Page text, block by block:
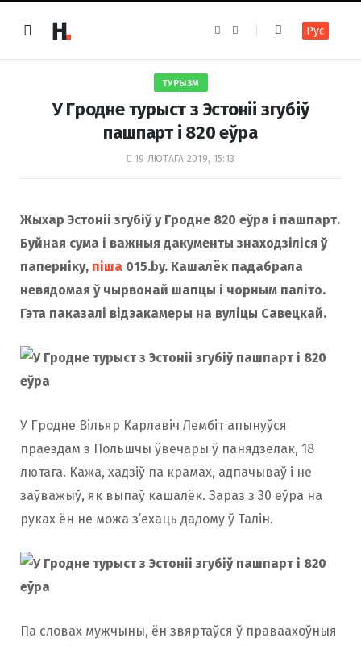
e
k
t
a
m
Рус
ТУРЫЗМ
У Гродне турыст з Эстоніі згубіў
пашпарт і 820 еўра
19 ЛЮТАГА 2019, 15:13
Жыхар Эстоніі згубіў у Гродне 820 еўра і пашпарт.
Буйная сума і важныя дакументы знаходзіліся ў
паперніку, піша 015.by. Кашалёк падабрала
невядомая ў чырвонай шапцы і чорным паліто.
Гэта паказалі відэакамеры на вуліцы Савецкай.
У Гродне Вільяр Карлавіч Лембіт апынуўся
праездам з Польшчы ўвечары ў панядзелак, 18
лютага. Кажа, хадзіў па крамах, адпачываў і не
заўважыў, як выпаў кашалёк. Зараз з 30 еўра на
руках ён не можа з’ехаць дадому ў Талін.
Па словах мужчыны, ён звяртаўся ў праваахоўныя